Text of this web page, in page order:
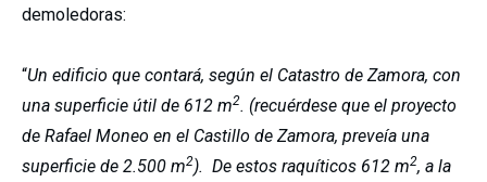
demoledoras:
“Un edificio que contará, según el Catastro de Zamora, con
una superficie útil de 612 m2. (recuérdese que el proyecto
de Rafael Moneo en el Castillo de Zamora, preveía una
superficie de 2.500 m2). De estos raquíticos 612 m2, a la